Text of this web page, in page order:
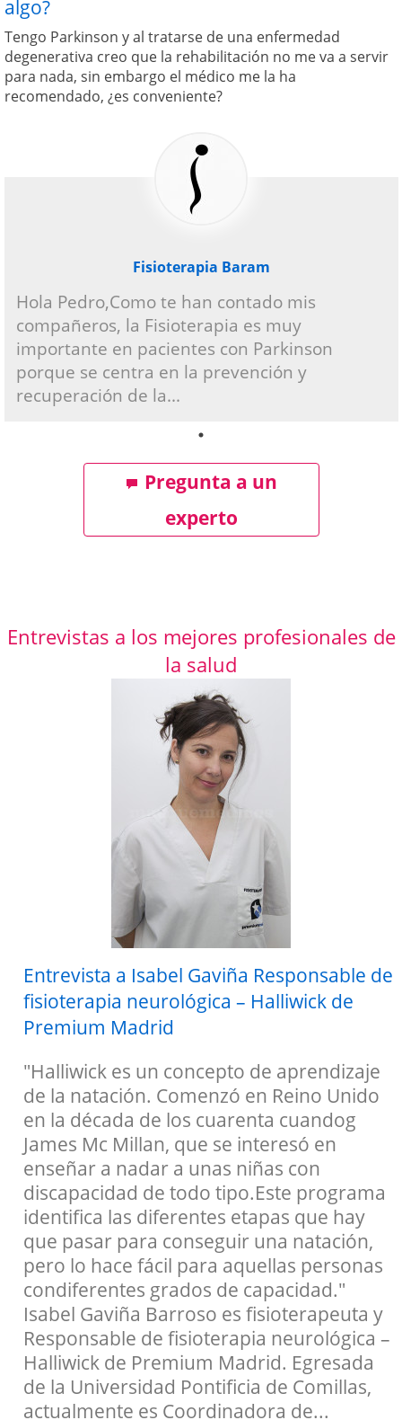
algo?
Tengo Parkinson y al tratarse de una enfermedad
degenerativa creo que la rehabilitación no me va a servir
para nada, sin embargo el médico me la ha
recomendado, ¿es conveniente?
Fisioterapia Baram
Hola Pedro,Como te han contado mis
compañeros, la Fisioterapia es muy
importante en pacientes con Parkinson
porque se centra en la prevención y
recuperación de la...
Pregunta a un
experto
Entrevistas a los mejores profesionales de
la salud
Entrevista a Isabel Gaviña Responsable de
fisioterapia neurológica – Halliwick de
Premium Madrid
"Halliwick es un concepto de aprendizaje
de la natación. Comenzó en Reino Unido
en la década de los cuarenta cuandog
James Mc Millan, que se interesó en
enseñar a nadar a unas niñas con
discapacidad de todo tipo.Este programa
identifica las diferentes etapas que hay
que pasar para conseguir una natación,
pero lo hace fácil para aquellas personas
condiferentes grados de capacidad."
Isabel Gaviña Barroso es fisioterapeuta y
Responsable de fisioterapia neurológica –
Halliwick de Premium Madrid. Egresada
de la Universidad Pontificia de Comillas,
actualmente es Coordinadora de...